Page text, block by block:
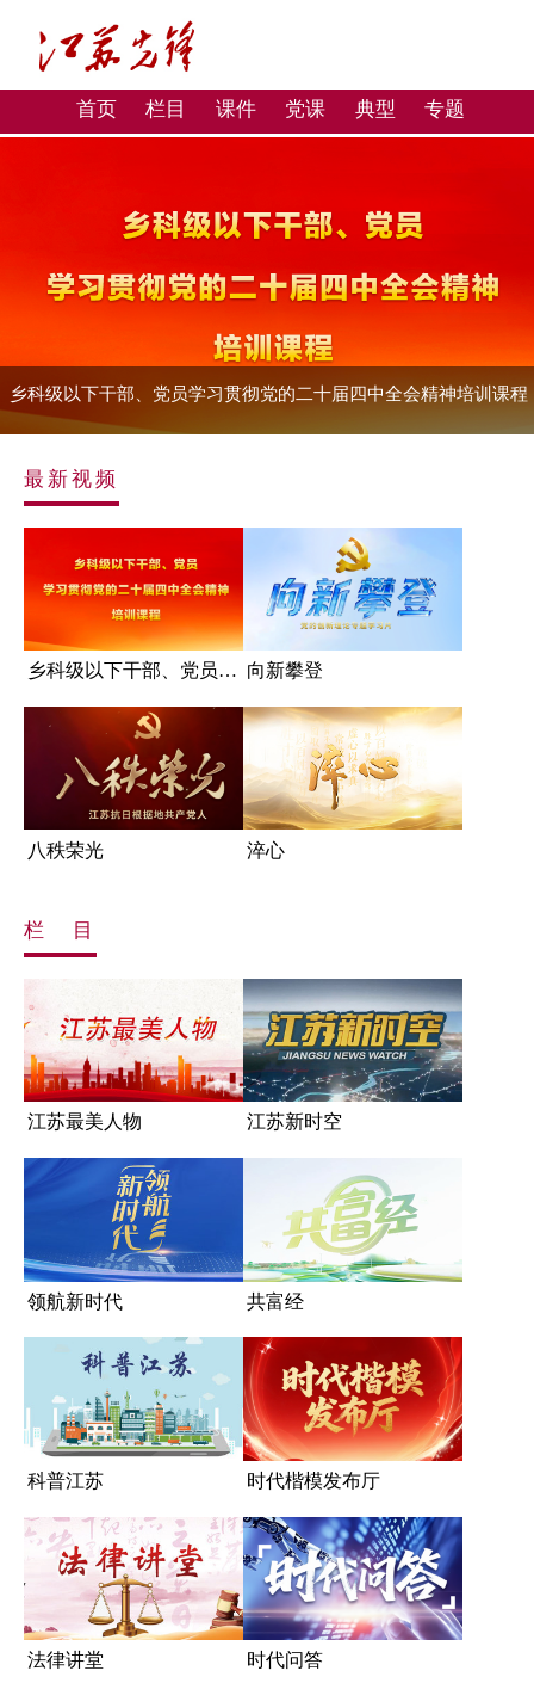
首页 栏目 课件 党课 典型 专题
乡科级以下干部、党员学习贯彻党的二十届四中全会精神培训课程
最新视频
乡科级以下干部、党员学习贯... 向新攀登
八秩荣光 淬心
栏 目
江苏最美人物 江苏新时空
领航新时代 共富经
科普江苏 时代楷模发布厅
法律讲堂 时代问答